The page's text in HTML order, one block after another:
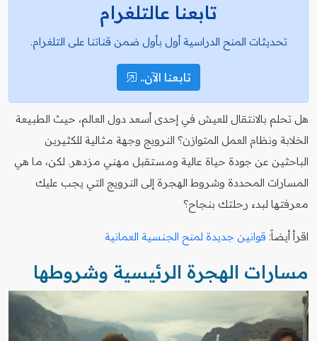
تابعنا عالتلغرام
تحديثات المنح الدراسية أول بأول ضمن قناتنا على التلغرام.
تابعنا الآن..
هل تحلم بالانتقال للعيش في إحدى أسعد دول العالم، حيث الطبيعة
الخلابة ونظام العمل المتوازن؟ النرويج وجهة مثالية للكثيرين
الباحثين عن جودة حياة عالية ومستقبل مهني مزدهر. لكن، ما هي
المسارات المحددة وشروط الهجرة إلى النرويج التي يجب عليك
معرفتها لبدء رحلتك بنجاح؟
اقرأ أيضاً: قوانين جديدة لمنح الجنسية العمانية
مسارات الهجرة الرئيسية وشروطها